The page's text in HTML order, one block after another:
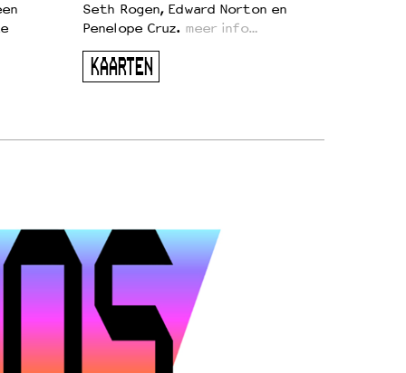
Seth Rogen, Edward Norton en
Penelope Cruz. meer info…
KAARTEN